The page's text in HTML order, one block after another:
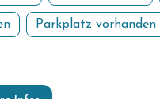
Parkplatz vorhanden